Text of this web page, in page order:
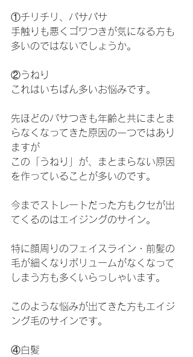
①チリチリ、パサパサ
手触りも悪くゴワつきが気になる方も
多いのではないでしょうか。
②うねり
これはいちばん多いお悩みです。
先ほどのパサつきも年齢と共にまとま
らなくなってきた原因の一つではあり
ますが
この「うねり」が、まとまらない原因
を作っていることが多いのです。
今までストレートだった方もクセが出
てくるのはエイジングのサイン。
特に顔周りのフェイスライン・前髪の
毛が細くなりボリュームがなくなって
しまう方も多くいらっしゃいます。
このような悩みが出てきた方もエイジ
ング毛のサインです。
④白髪